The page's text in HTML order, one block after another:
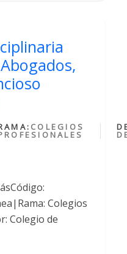
COLEGIOS
Colegios
Colegio de